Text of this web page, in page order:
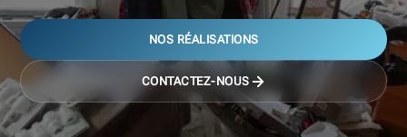
NOS RÉALISATIONS
CONTACTEZ-NOUS